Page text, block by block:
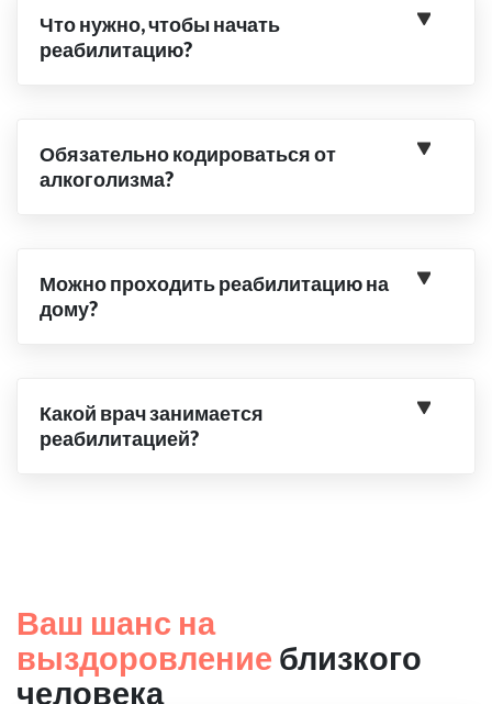
Что нужно, чтобы начать
реабилитацию?
Обязательно кодироваться от
алкоголизма?
Можно проходить реабилитацию на
дому?
Какой врач занимается
реабилитацией?
Ваш шанс на
выздоровление близкого
человека